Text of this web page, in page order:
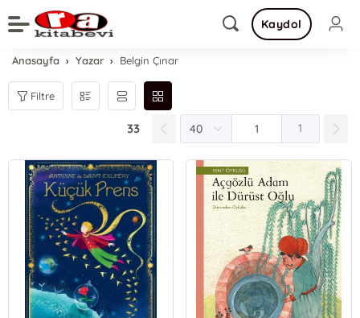
Kaydol
Anasayfa Yazar Belgin Çınar
Filtre
33 1